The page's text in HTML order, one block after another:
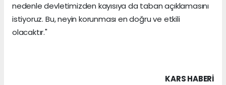
nedenle devletimizden kayısıya da taban açıklamasını
istiyoruz. Bu, neyin korunması en doğru ve etkili
olacaktır."
KARS HABERİ